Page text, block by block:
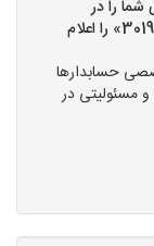
را در
سایت هزار حسابدار دیده ام و کد «حسابدار-30197» را اعلام
حسابدارها
مسئولیتی در